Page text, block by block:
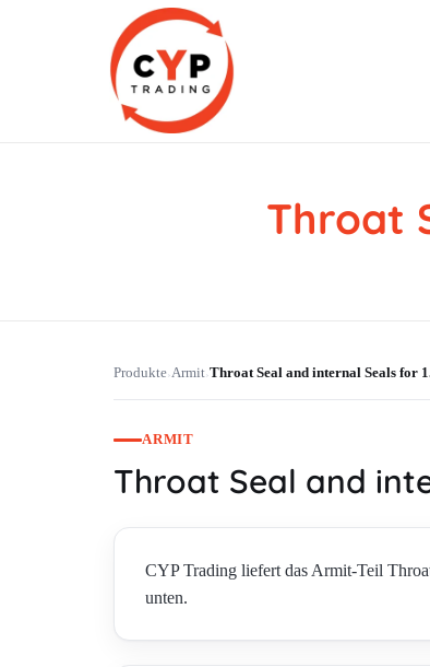
Throat
Produkte›Armit›Throat Seal and internal Seals for
ARMIT
Throat Seal and
CYP Trading liefert das Armit-Teil
unten.